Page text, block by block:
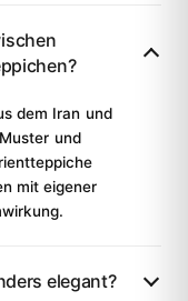
dem Iran und
und
mit eigener
elegant?